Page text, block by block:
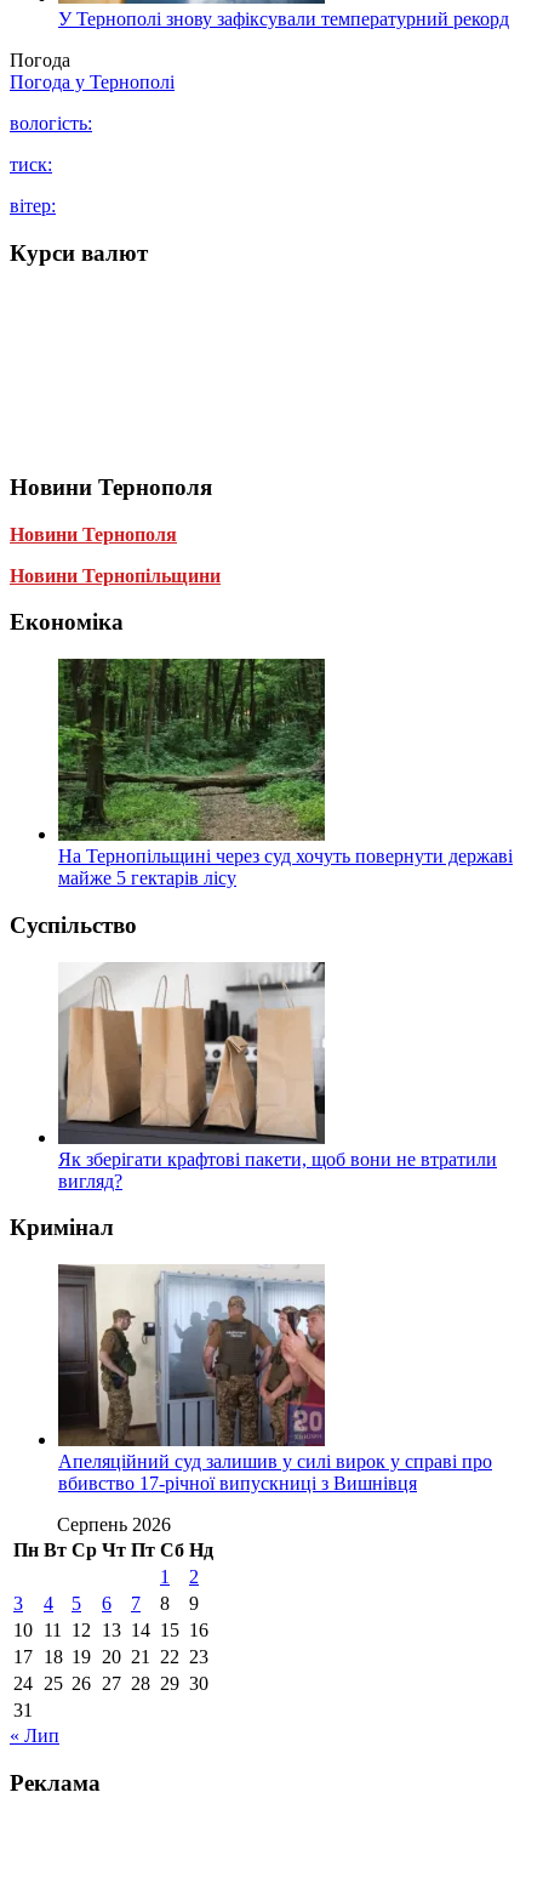
У Тернополі знову зафіксували температурний рекорд
Погода
Погода у Тернополі
вологість:
тиск:
вітер:
Курси валют
Новини Тернополя
Новини Тернополя
Новини Тернопільщини
Економіка
На Тернопільщині через суд хочуть повернути державі
майже 5 гектарів лісу
Суспільство
Як зберігати крафтові пакети, щоб вони не втратили
вигляд?
Кримінал
Апеляційний суд залишив у силі вирок у справі про
вбивство 17-річної випускниці з Вишнівця
Серпень 2026
Пн Вт Ср Чт Пт Сб Нд
1
2
3
4 5 6 7 8
9
10 11 12 13 14 15 16
17 18 19 20 21 22 23
24 25 26 27 28 29 30
31
« Лип
Реклама